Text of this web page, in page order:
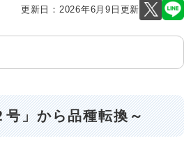
更新日：2026年6月9日更新
号」から品種転換～